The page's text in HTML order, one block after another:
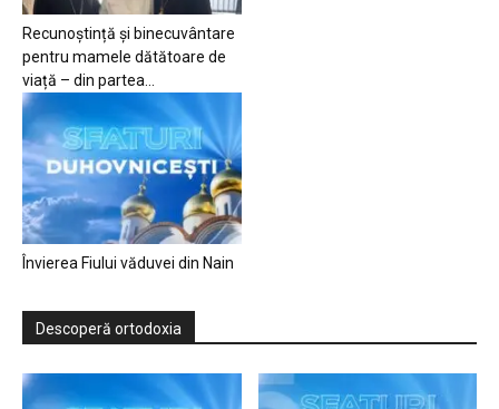
Recunoștință și binecuvântare
pentru mamele dătătoare de
viață – din partea...
Învierea Fiului văduvei din Nain
Descoperă ortodoxia